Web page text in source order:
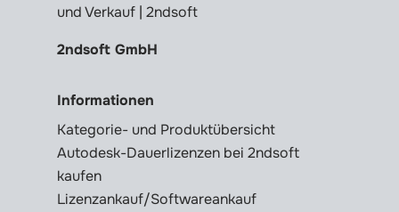
und Verkauf | 2ndsoft
2ndsoft GmbH
Informationen
Kategorie- und Produktübersicht
Autodesk-Dauerlizenzen bei 2ndsoft
kaufen
Lizenzankauf/Softwareankauf